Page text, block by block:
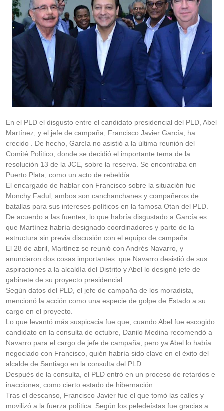
En el PLD el disgusto entre el candidato presidencial del PLD, Abel
Martínez, y el jefe de campaña, Francisco Javier García, ha
crecido . De hecho, García no asistió a la última reunión del
Comité Político, donde se decidió el importante tema de la
resolución 13 de la JCE, sobre la reserva. Se encontraba en
Puerto Plata, como un acto de rebeldía
El encargado de hablar con Francisco sobre la situación fue
Monchy Fadul, ambos son canchanchanes y compañeros de
batallas para sus intereses políticos en la famosa Otan del PLD.
De acuerdo a las fuentes, lo que habría disgustado a García es
que Martínez habría designado coordinadores y parte de la
estructura sin previa discusión con el equipo de campaña.
El 28 de abril, Martínez se reunió con Andrés Navarro, y
anunciaron dos cosas importantes: que Navarro desistió de sus
aspiraciones a la alcaldía del Distrito y Abel lo designó jefe de
gabinete de su proyecto presidencial.
Según datos del PLD, el jefe de campaña de los moradista,
mencionó la acción como una especie de golpe de Estado a su
cargo en el proyecto.
Lo que levantó más suspicacia fue que, cuando Abel fue escogido
candidato en la consulta de octubre, Danilo Medina recomendó a
Navarro para el cargo de jefe de campaña, pero ya Abel lo había
negociado con Francisco, quién habría sido clave en el éxito del
alcalde de Santiago en la consulta del PLD.
Después de la consulta, el PLD entró en un proceso de retardos e
inacciones, como cierto estado de hibernación.
Tras el descanso, Francisco Javier fue el que tomó las calles y
movilizó a la fuerza política. Según los peledeístas fue gracias a